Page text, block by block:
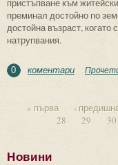
пристъпване към
преминал достойно по
достойна възраст, когато
натрупвания.
0 коментари
« първа ‹
28
29 30
Новини